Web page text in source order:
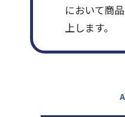
において商
上します。